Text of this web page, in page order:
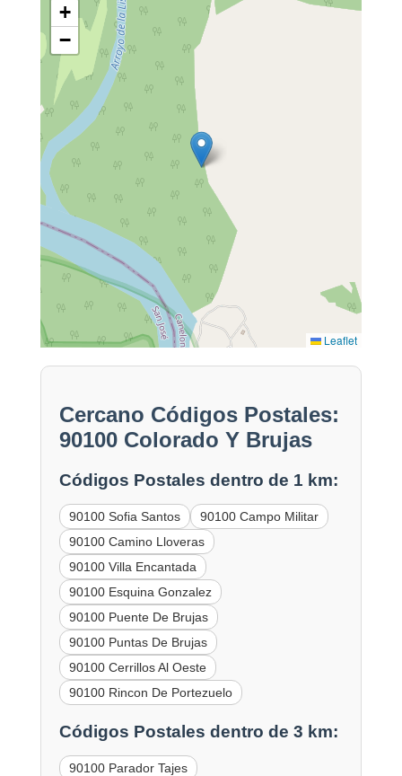
+
−
Leaflet
Cercano Códigos Postales:
90100 Colorado Y Brujas
Códigos Postales dentro de 1 km:
90100 Sofia Santos
90100 Campo Militar
90100 Camino Lloveras
90100 Villa Encantada
90100 Esquina Gonzalez
90100 Puente De Brujas
90100 Puntas De Brujas
90100 Cerrillos Al Oeste
90100 Rincon De Portezuelo
Códigos Postales dentro de 3 km:
90100 Parador Tajes